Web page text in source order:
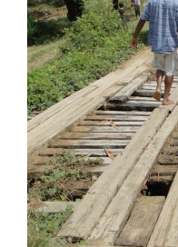
La joie
sur leur visage
VOIR LE